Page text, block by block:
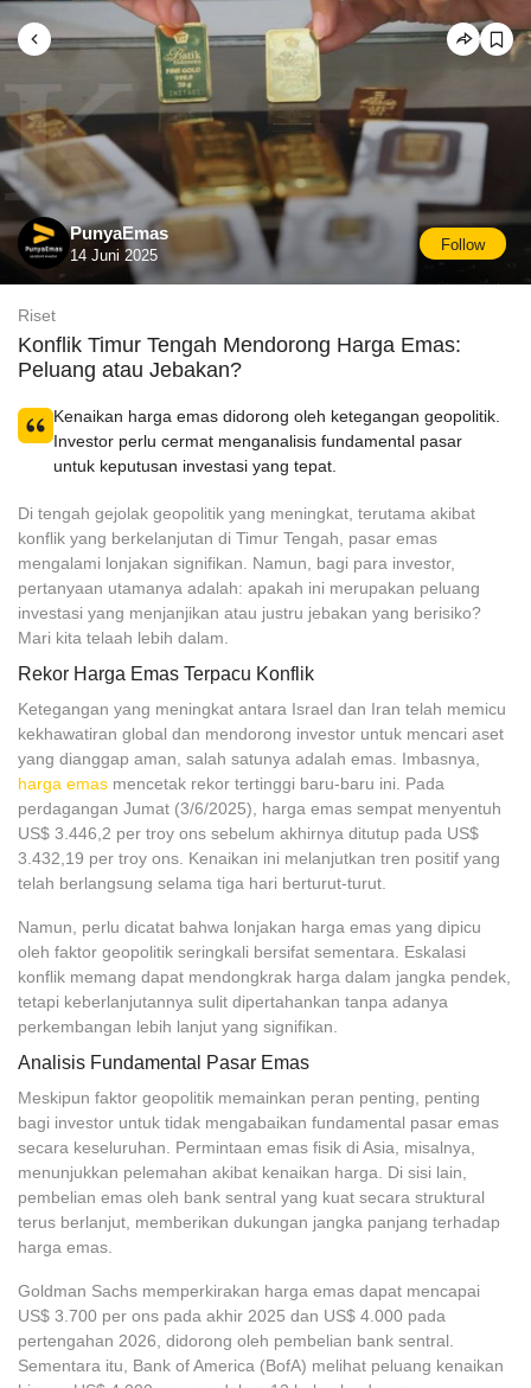
PunyaEmas
14 Juni 2025
Follow
Riset
Konflik Timur Tengah Mendorong Harga Emas:
Peluang atau Jebakan?
Kenaikan harga emas didorong oleh ketegangan geopolitik.
Investor perlu cermat menganalisis fundamental pasar
untuk keputusan investasi yang tepat.
Di tengah gejolak geopolitik yang meningkat, terutama akibat
konflik yang berkelanjutan di Timur Tengah, pasar emas
mengalami lonjakan signifikan. Namun, bagi para investor,
pertanyaan utamanya adalah: apakah ini merupakan peluang
investasi yang menjanjikan atau justru jebakan yang berisiko?
Mari kita telaah lebih dalam.
Rekor Harga Emas Terpacu Konflik
Ketegangan yang meningkat antara Israel dan Iran telah memicu
kekhawatiran global dan mendorong investor untuk mencari aset
yang dianggap aman, salah satunya adalah emas. Imbasnya,
harga emas mencetak rekor tertinggi baru-baru ini. Pada
perdagangan Jumat (3/6/2025), harga emas sempat menyentuh
US$ 3.446,2 per troy ons sebelum akhirnya ditutup pada US$
3.432,19 per troy ons. Kenaikan ini melanjutkan tren positif yang
telah berlangsung selama tiga hari berturut-turut.
Namun, perlu dicatat bahwa lonjakan harga emas yang dipicu
oleh faktor geopolitik seringkali bersifat sementara. Eskalasi
konflik memang dapat mendongkrak harga dalam jangka pendek,
tetapi keberlanjutannya sulit dipertahankan tanpa adanya
perkembangan lebih lanjut yang signifikan.
Analisis Fundamental Pasar Emas
Meskipun faktor geopolitik memainkan peran penting, penting
bagi investor untuk tidak mengabaikan fundamental pasar emas
secara keseluruhan. Permintaan emas fisik di Asia, misalnya,
menunjukkan pelemahan akibat kenaikan harga. Di sisi lain,
pembelian emas oleh bank sentral yang kuat secara struktural
terus berlanjut, memberikan dukungan jangka panjang terhadap
harga emas.
Goldman Sachs memperkirakan harga emas dapat mencapai
US$ 3.700 per ons pada akhir 2025 dan US$ 4.000 pada
pertengahan 2026, didorong oleh pembelian bank sentral.
Sementara itu, Bank of America (BofA) melihat peluang kenaikan